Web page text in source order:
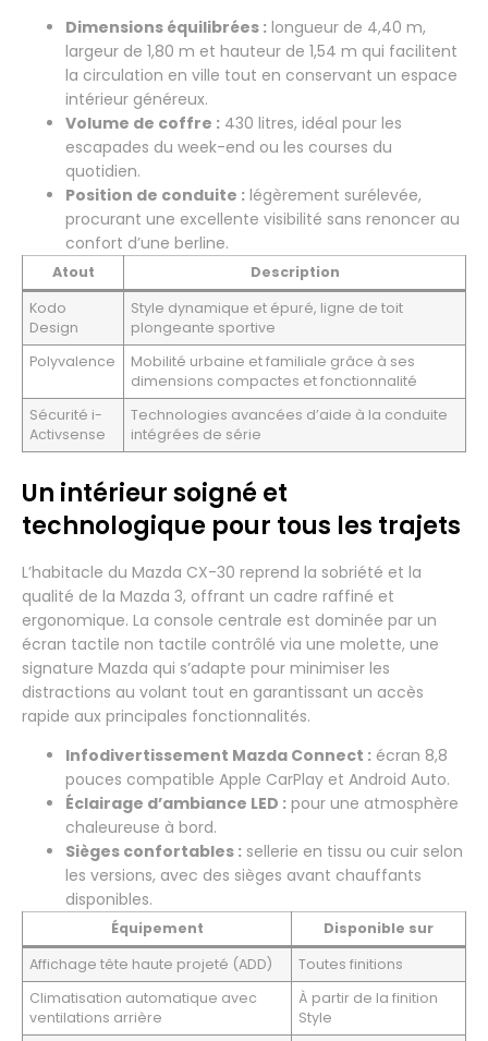
Dimensions équilibrées : longueur de 4,40 m,
largeur de 1,80 m et hauteur de 1,54 m qui facilitent
la circulation en ville tout en conservant un espace
intérieur généreux.
Volume de coffre : 430 litres, idéal pour les
escapades du week-end ou les courses du
quotidien.
Position de conduite : légèrement surélevée,
procurant une excellente visibilité sans renoncer au
confort d’une berline.
Atout
Description
Kodo
Design
Style dynamique et épuré, ligne de toit
plongeante sportive
Polyvalence
Mobilité urbaine et familiale grâce à ses
dimensions compactes et fonctionnalité
Sécurité i-
Activsense
Technologies avancées d’aide à la conduite
intégrées de série
Un intérieur soigné et
technologique pour tous les trajets
L’habitacle du Mazda CX-30 reprend la sobriété et la
qualité de la Mazda 3, offrant un cadre raffiné et
ergonomique. La console centrale est dominée par un
écran tactile non tactile contrôlé via une molette, une
signature Mazda qui s’adapte pour minimiser les
distractions au volant tout en garantissant un accès
rapide aux principales fonctionnalités.
Infodivertissement Mazda Connect : écran 8,8
pouces compatible Apple CarPlay et Android Auto.
Éclairage d’ambiance LED : pour une atmosphère
chaleureuse à bord.
Sièges confortables : sellerie en tissu ou cuir selon
les versions, avec des sièges avant chauffants
disponibles.
Équipement
Disponible sur
Affichage tête haute projeté (ADD)
Toutes finitions
Climatisation automatique avec
ventilations arrière
À partir de la finition
Style